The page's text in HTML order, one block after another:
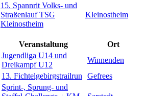
15. Spannrit Volks- und
Straßenlauf TSG
Kleinostheim
Kleinostheim
Veranstaltung
Ort
Jugendliga U14 und
Dreikampf U12
Winnenden
13. Fichtelgebirgstrailrun Gefrees
Sprint-, Sprung- und